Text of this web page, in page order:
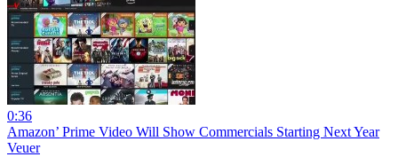
0:36
Amazon’ Prime Video Will Show Commercials Starting Next Year
Veuer